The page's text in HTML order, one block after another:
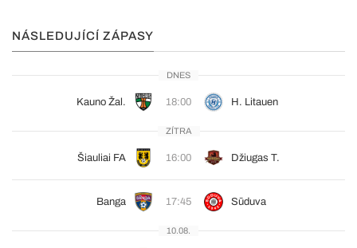
NÁSLEDUJÍCÍ ZÁPASY
DNES
Kauno Žal. 18:00 H. Litauen
ZÍTRA
Šiauliai FA 16:00 Džiugas T.
Banga 17:45 Sūduva
10.08.